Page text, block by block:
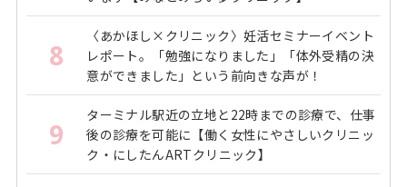
8
〈あかほし×クリニック〉妊活セミナーイベント
レポート。「勉強になりました」「体外受精の決
意ができました」という前向きな声が！
9
ターミナル駅近の立地と22時までの診療で、仕事
後の診療を可能に【働く女性にやさしいクリニッ
ク・にしたんARTクリニック】